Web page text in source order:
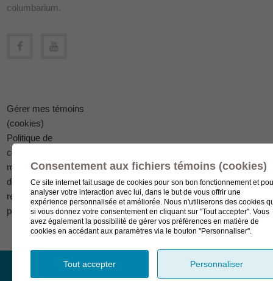
columbarium.
Gérer mes témoins
(cookies)
Politique de
confidentialité en
matière
de protection des
renseignements
personnels
© Complexe funéraire LeSieur 2023.
Consentement aux fichiers témoins (cookies)
Ce site internet fait usage de cookies pour son bon fonctionnement et
analyser votre interaction avec lui, dans le but de vous offrir une
expérience personnalisée et améliorée. Nous n'utiliserons des cookies
si vous donnez votre consentement en cliquant sur "Tout accepter". Vous
avez également la possibilité de gérer vos préférences en matière de
cookies en accédant aux paramètres via le bouton "Personnaliser".
Tout accepter Personnaliser